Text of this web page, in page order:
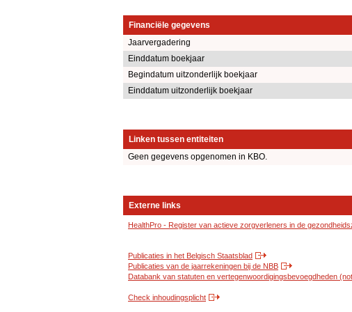
Financiële gegevens
Jaarvergadering
Einddatum boekjaar
Begindatum uitzonderlijk boekjaar
Einddatum uitzonderlijk boekjaar
Linken tussen entiteiten
Geen gegevens opgenomen in KBO.
Externe links
HealthPro - Register van actieve zorgverleners in de
Publicaties in het Belgisch Staatsblad
Publicaties van de jaarrekeningen bij de NBB
Databank van statuten en vertegenwoordigingsbevoegdheden
Check inhoudingsplicht